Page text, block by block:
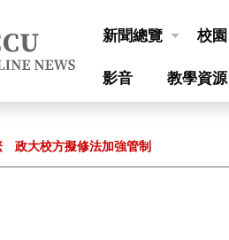
新聞總覽 校園
影音 教學資源
政大校方擬修法加強管制